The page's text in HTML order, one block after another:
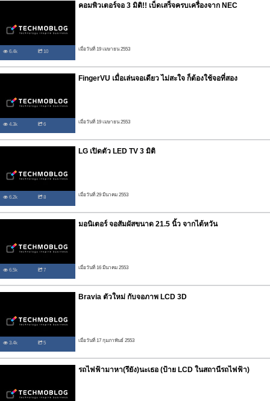
6.4k 10
คอมพิวเตอร์จอ 3 มิติ!! เบ็ดเสร็จครบเครื่องจาก NEC
เมื่อวันที่ 19 เมษายน 2553
4.3k 6
FingerVU เมื่อเล่นจอเดียว ไม่สะใจ ก็ต้องใช้จอที่สอง
เมื่อวันที่ 19 เมษายน 2553
6.2k 8
LG เปิดตัว LED TV 3 มิติ
เมื่อวันที่ 29 มีนาคม 2553
6.5k 7
มอนิเตอร์ จอสัมผัสขนาด 21.5 นิ้ว จากไต้หวัน
เมื่อวันที่ 16 มีนาคม 2553
3.4k 5
Bravia ตัวใหม่ กับจอภาพ LCD 3D
เมื่อวันที่ 17 กุมภาพันธ์ 2553
รถไฟฟ้ามาหา(รึยัง)นะเธอ (ป้าย LCD ในสถานีรถไฟฟ้า)